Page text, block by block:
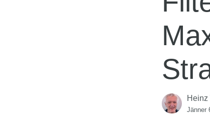
Heinz
Jänner